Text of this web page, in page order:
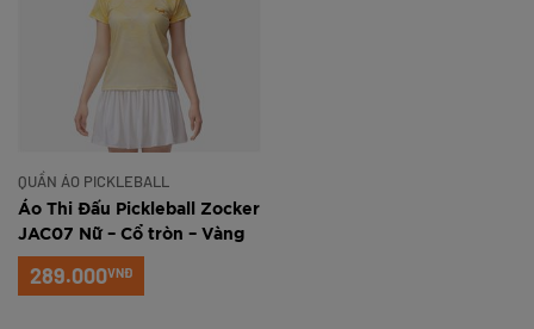
QUẦN ÁO PICKLEBALL
Áo Thi Đấu Pickleball Zocker
JAC07 Nữ – Cổ tròn – Vàng
289.000VNĐ